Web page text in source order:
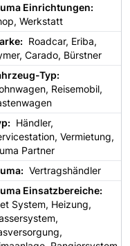
Einrichtungen:
Werkstatt
Roadcar, Eriba,
Carado, Bürstner
Typ:
Reisemobil,
Händler,
Vermietung,
Partner
Vertragshändler
Einsatzbereiche:
System, Heizung,